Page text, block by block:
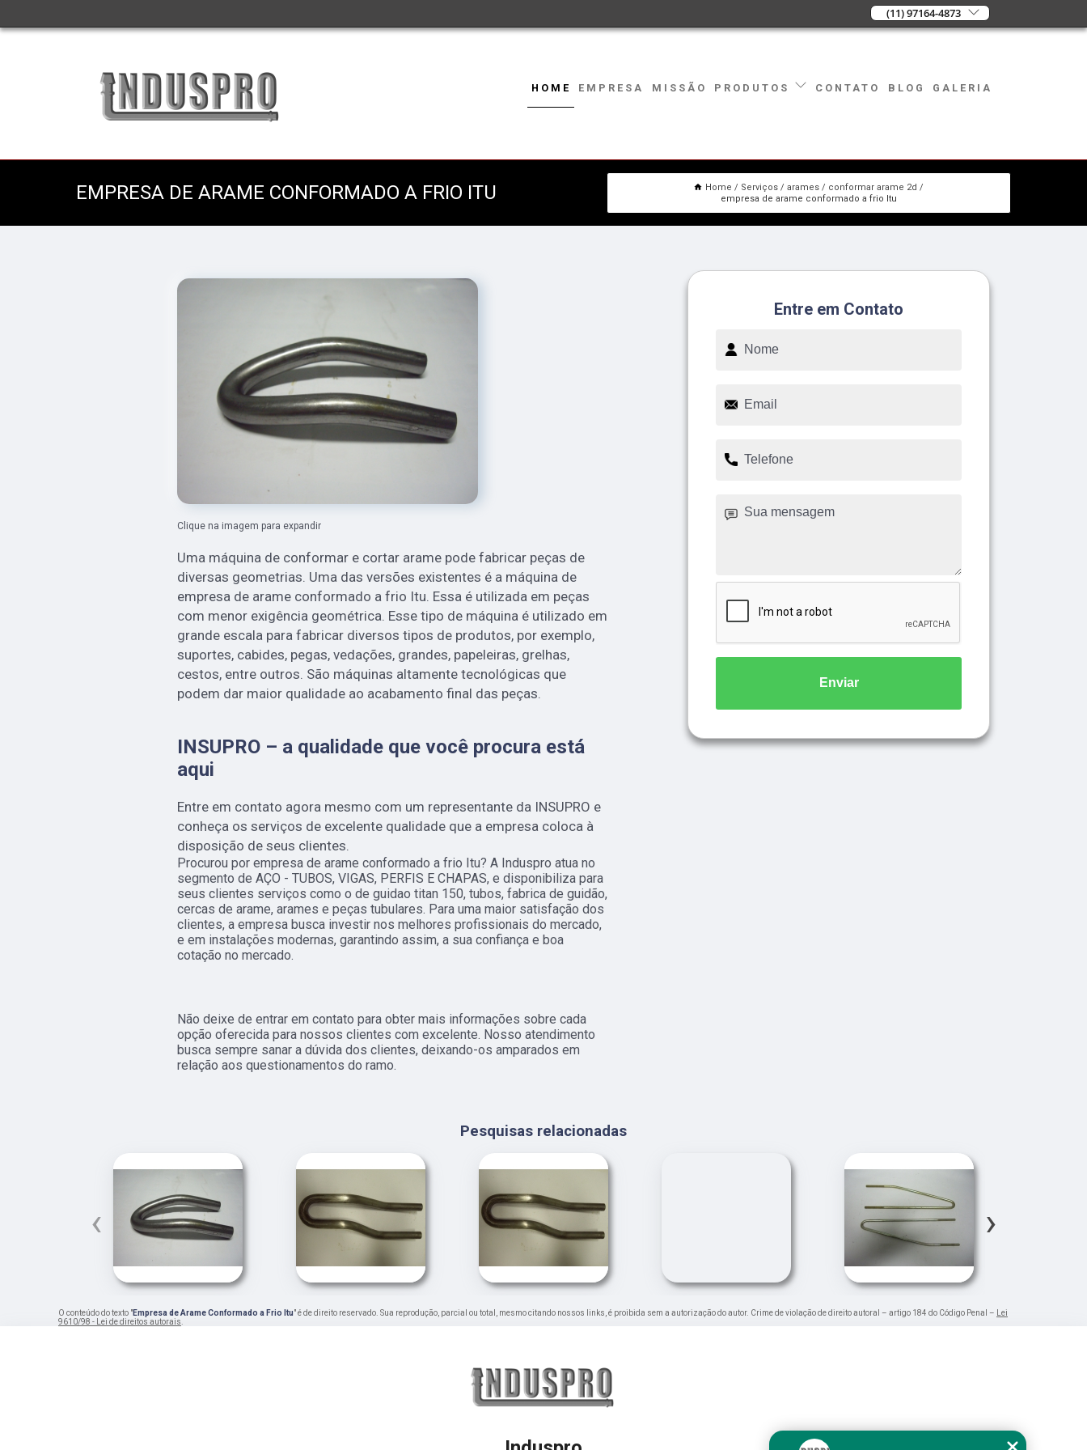
(11) 97164-4873
HOME EMPRESA MISSÃO PRODUTOS CONTATO BLOG GALERIA
EMPRESA DE ARAME CONFORMADO A FRIO ITU Home Serviços arames
conformar arame 2d
empresa de arame conformado a frio Itu
Clique na imagem para expandir
Uma máquina de conformar e cortar arame pode fabricar peças de
diversas geometrias. Uma das versões existentes é a máquina de
empresa de arame conformado a frio Itu. Essa é utilizada em peças
com menor exigência geométrica. Esse tipo de máquina é utilizado em
grande escala para fabricar diversos tipos de produtos, por exemplo,
suportes, cabides, pegas, vedações, grandes, papeleiras, grelhas,
cestos, entre outros. São máquinas altamente tecnológicas que
podem dar maior qualidade ao acabamento final das peças.
INSUPRO – a qualidade que você procura está
aqui
Entre em contato agora mesmo com um representante da INSUPRO e
conheça os serviços de excelente qualidade que a empresa coloca à
disposição de seus clientes.
Procurou por empresa de arame conformado a frio Itu? A Induspro atua no
segmento de AÇO - TUBOS, VIGAS, PERFIS E CHAPAS, e disponibiliza para
seus clientes serviços como o de guidao titan 150, tubos, fabrica de guidão,
cercas de arame, arames e peças tubulares. Para uma maior satisfação dos
clientes, a empresa busca investir nos melhores profissionais do mercado,
e em instalações modernas, garantindo assim, a sua confiança e boa
cotação no mercado.
Não deixe de entrar em contato para obter mais informações sobre cada
opção oferecida para nossos clientes com excelente. Nosso atendimento
busca sempre sanar a dúvida dos clientes, deixando-os amparados em
relação aos questionamentos do ramo.
Entre em Contato
Enviar
Pesquisas relacionadas
‹ ›
O conteúdo do texto "Empresa de Arame Conformado a Frio Itu" é de direito reservado. Sua reprodução, parcial ou total, mesmo citando nossos links, é proibida sem a autorização do autor. Crime de violação de direito autoral – artigo 184 do Código Penal – Lei
9610/98 - Lei de direitos autorais.